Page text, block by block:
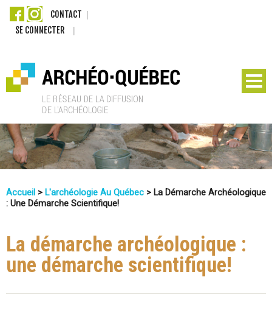
Aller
principal
CONTACT
SE CONNECTER
A
r
c
h
é
o
-
Vous
Ici
Accueil > L'archéologie Au Québec > La Démarche Archéologique
: Une Démarche Scientifique!
La démarche archéologique :
une démarche scientifique!